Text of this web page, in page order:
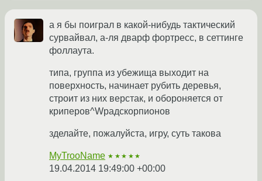
а я бы поиграл в какой-нибудь тактический
сурвайвал, а-ля дварф фортресс, в сеттинге
фоллаута.
типа, группа из убежища выходит на
поверхность, начинает рубить деревья,
строит из них верстак, и обороняется от
криперов^Wрадскорпионов
зделайте, пожалуйста, игру, суть такова
MyTrooName ★★★★★
19.04.2014 19:49:00 +00:00